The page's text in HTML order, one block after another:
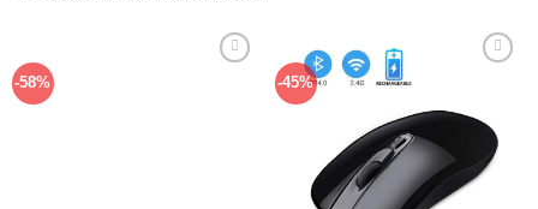
-58% -45%